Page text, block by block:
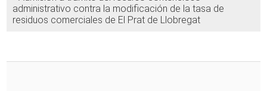
administrativo contra la modificación de la tasa de
residuos comerciales de El Prat de Llobregat